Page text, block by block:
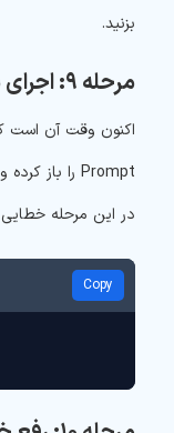
بزنید.
مرحله ۹: اجرای سرور MongoDB
در این مرحله
Copy